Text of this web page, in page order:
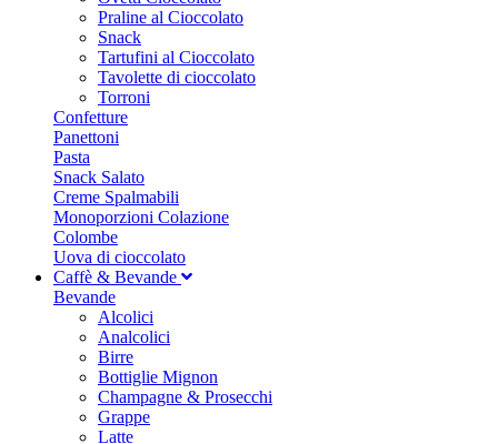
Praline al Cioccolato
Snack
Tartufini al Cioccolato
Tavolette di cioccolato
Torroni
Confetture
Panettoni
Pasta
Snack Salato
Creme Spalmabili
Monoporzioni Colazione
Colombe
Uova di cioccolato
Caffè & Bevande
Bevande
Alcolici
Analcolici
Birre
Bottiglie Mignon
Champagne & Prosecchi
Grappe
Latte